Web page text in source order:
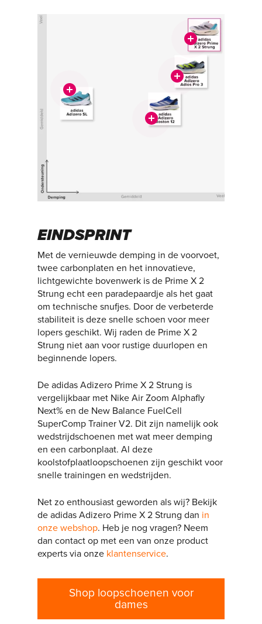
EINDSPRINT
Met de vernieuwde demping in de voorvoet,
twee carbonplaten en het innovatieve,
lichtgewichte bovenwerk is de Prime X 2
Strung echt een paradepaardje als het gaat
om technische snufjes. Door de verbeterde
stabiliteit is deze snelle schoen voor meer
lopers geschikt. Wij raden de Prime X 2
Strung niet aan voor rustige duurlopen en
beginnende lopers.
De adidas Adizero Prime X 2 Strung is
vergelijkbaar met Nike Air Zoom Alphafly
Next% en de New Balance FuelCell
SuperComp Trainer V2. Dit zijn namelijk ook
wedstrijdschoenen met wat meer demping
en een carbonplaat. Al deze
koolstofplaatloopschoenen zijn geschikt voor
snelle trainingen en wedstrijden.
Net zo enthousiast geworden als wij? Bekijk
de adidas Adizero Prime X 2 Strung dan in
onze webshop. Heb je nog vragen? Neem
dan contact op met een van onze product
experts via onze klantenservice.
Shop loopschoenen voor
dames